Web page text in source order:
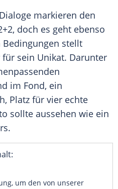
markieren den
doch es geht ebenso
Bedingungen stellt
für sein Unikat. Darunter
im Fond, ein
Platz für vier echte
sollte aussehen wie ein
um den von unserer